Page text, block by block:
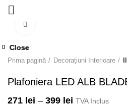
Prima pagină Decorațiuni Interioare
Plafoniera LED ALB
271 lei – 399 lei TVA Inclus
Close
Close
Close
Close
Close